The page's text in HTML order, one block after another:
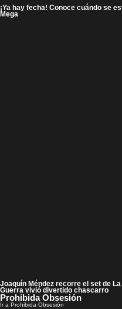
¡Ya hay fecha! Conoce cuándo se
Mega
Joaquín Méndez recorre el set de
Guerra vivió divertido chascarro
Prohibida Obsesión
Ir a Prohibida Obsesión